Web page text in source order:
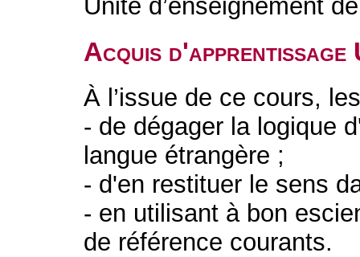
Unité d’enseignement
Acquis d'apprentissage
À l’issue de ce cours,
- de dégager la logique
langue étrangère ;
- d'en restituer le sens
- en utilisant à bon
de référence courants.